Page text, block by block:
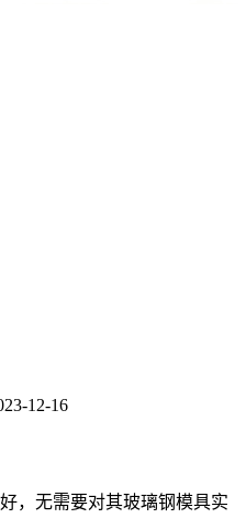
12-16
，无需要对其玻璃钢模具实